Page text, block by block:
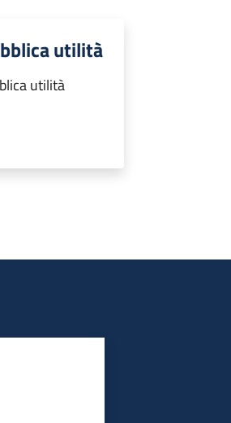
utilità
utilità